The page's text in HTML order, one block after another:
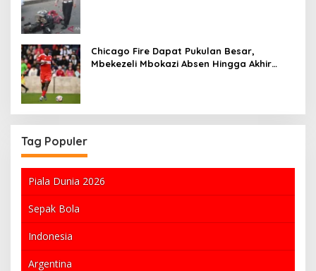
Chicago Fire Dapat Pukulan Besar,
Mbekezeli Mbokazi Absen Hingga Akhir
Tag Populer
Piala Dunia 2026
Sepak Bola
Indonesia
Argentina